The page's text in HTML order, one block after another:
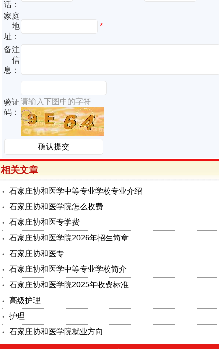
话：
家庭
地
址：
*
备注
信
息：
验证
码：
请输入下图中的字符
相关文章
石家庄协和医学中等专业学校专业介绍
石家庄协和医学院怎么收费
石家庄协和医专学费
石家庄协和医学院2026年招生简章
石家庄协和医专
石家庄协和医学中等专业学校简介
石家庄协和医学院2025年收费标准
高级护理
护理
石家庄协和医学院就业方向